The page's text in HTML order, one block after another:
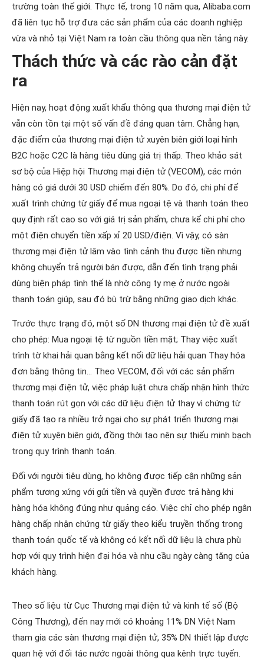
trường toàn thế giới. Thực tế, trong 10 năm qua, Alibaba.com
đã liên tục hỗ trợ đưa các sản phẩm của các doanh nghiệp
vừa và nhỏ tại Việt Nam ra toàn cầu thông qua nền tảng này.
Thách thức và các rào cản đặt
ra
Hiện nay, hoạt động xuất khẩu thông qua thương mại điện tử
vẫn còn tồn tại một số vấn đề đáng quan tâm. Chẳng hạn,
đặc điểm của thương mại điện tử xuyên biên giới loại hình
B2C hoặc C2C là hàng tiêu dùng giá trị thấp. Theo khảo sát
sơ bộ của Hiệp hội Thương mại điện tử (VECOM), các món
hàng có giá dưới 30 USD chiếm đến 80%. Do đó, chi phí để
xuất trình chứng từ giấy để mua ngoại tệ và thanh toán theo
quy định rất cao so với giá trị sản phẩm, chưa kể chi phí cho
một điện chuyển tiền xấp xỉ 20 USD/điện. Vì vậy, có sàn
thương mại điện tử lâm vào tình cảnh thu được tiền nhưng
không chuyển trả người bán được, dẫn đến tình trạng phải
dùng biện pháp tình thế là nhờ công ty mẹ ở nước ngoài
thanh toán giúp, sau đó bù trừ bằng những giao dịch khác.
Trước thực trạng đó, một số DN thương mại điện tử đề xuất
cho phép: Mua ngoại tệ từ nguồn tiền mặt; Thay việc xuất
trình tờ khai hải quan bằng kết nối dữ liệu hải quan Thay hóa
đơn bằng thông tin… Theo VECOM, đối với các sản phẩm
thương mại điện tử, việc pháp luật chưa chấp nhận hình thức
thanh toán rút gọn với các dữ liệu điện tử thay vì chứng từ
giấy đã tạo ra nhiều trở ngại cho sự phát triển thương mại
điện tử xuyên biên giới, đồng thời tạo nên sự thiếu minh bạch
trong quy trình thanh toán.
Đối với người tiêu dùng, họ không được tiếp cận những sản
phẩm tương xứng với gửi tiền và quyền được trả hàng khi
hàng hóa không đúng như quảng cáo. Việc chỉ cho phép ngân
hàng chấp nhận chứng từ giấy theo kiểu truyền thống trong
thanh toán quốc tế và không có kết nối dữ liệu là chưa phù
hợp với quy trình hiện đại hóa và nhu cầu ngày càng tăng của
khách hàng.
Theo số liệu từ Cục Thương mại điện tử và kinh tế số (Bộ
Công Thương), đến nay mới có khoảng 11% DN Việt Nam
tham gia các sàn thương mại điện tử, 35% DN thiết lập được
quan hệ với đối tác nước ngoài thông qua kênh trực tuyến.